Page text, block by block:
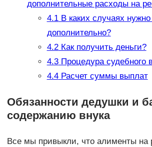
дополнительные расходы на
4.1В каких случаях нужно
дополнительно?
4.2Как получить деньги?
4.3Процедура судебного
4.4Расчет суммы выплат
Обязанности дедушки и
содержанию внука
Все мы привыкли, что алименты на